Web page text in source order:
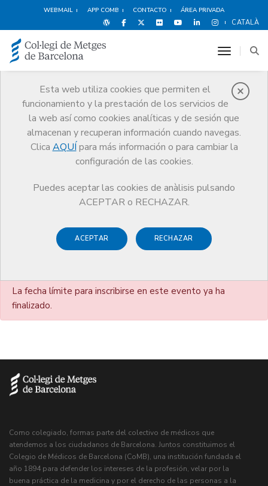
WEBMAIL APP COMB CONTACTO ÁREA PRIVADA
CATALÀ
Esta web utiliza cookies que permiten el
funcionamiento y la prestación de los servicios de
la web así como cookies analíticas y de sesión que
almacenan y recuperan información cuando navegas.
Clica AQUÍ para más información o para cambiar la
configuración de las cookies.
Puedes aceptar las cookies de anàlisis pulsando
ACEPTAR o RECHAZAR.
ACEPTAR RECHAZAR
toggle
Agenda
Comunicación Inscripción actividad
Café GIPS 'Los sentidos de
la IA' (Online)
La fecha límite para inscribirse en este evento ya ha
finalizado.
Como colegiado, formas parte del colectivo de médicos que
atendemos a los ciudadanos de Barcelona. Juntos constituimos el
Colegio de Médicos de Barcelona (CoMB), una institución fundada el
año 1894 para defender los intereses de la profesión, velar por la
buena práctica de la medicina y por el derecho de las personas a la